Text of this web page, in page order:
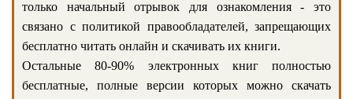
только начальный отрывок для ознакомления - это
связано с политикой правообладателей, запрещающих
бесплатно читать онлайн и скачивать их книги.
Остальные 80-90% электронных книг полностью
бесплатные, полные версии которых можно скачать